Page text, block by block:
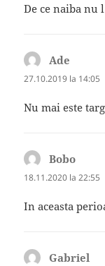
De ce naiba nu
Ade
27.10.2019 la 14:05
Nu mai este
Bobo
18.11.2020 la 22:55
In aceasta
Gabriel